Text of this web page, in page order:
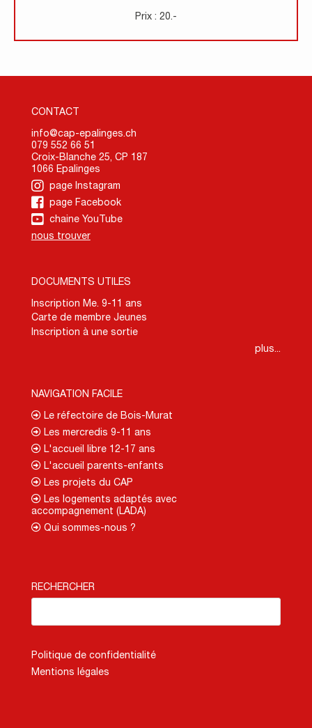
Prix : 20.-
CONTACT
info@cap-epalinges.ch
079 552 66 51
Croix-Blanche 25, CP 187
1066 Epalinges
page Instagram
page Facebook
chaine YouTube
nous trouver
DOCUMENTS UTILES
Inscription Me. 9-11 ans
Carte de membre Jeunes
Inscription à une sortie
plus...
NAVIGATION FACILE
Le réfectoire de Bois-Murat
Les mercredis 9-11 ans
L'accueil libre 12-17 ans
L'accueil parents-enfants
Les projets du CAP
Les logements adaptés avec
accompagnement (LADA)
Qui sommes-nous ?
RECHERCHER
Politique de confidentialité
Mentions légales